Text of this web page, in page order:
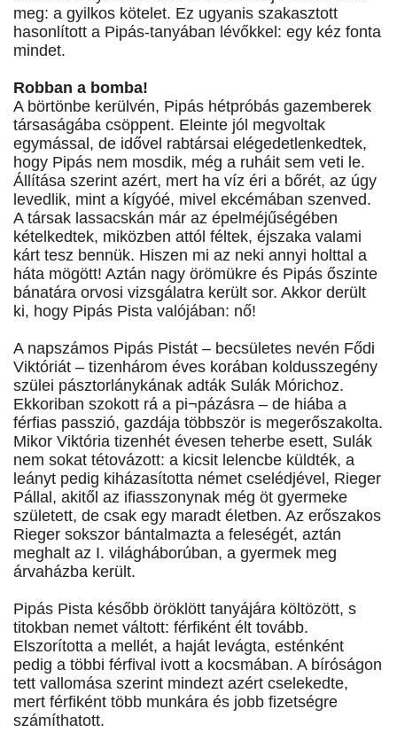
meg: a gyilkos kötelet. Ez ugyanis szakasztott
hasonlított a Pipás-tanyában lévőkkel: egy kéz fonta
mindet.
Robban a bomba!
A börtönbe kerülvén, Pipás hétpróbás gazemberek
társaságába csöppent. Eleinte jól megvoltak
egymással, de idővel rabtársai elégedetlenkedtek,
hogy Pipás nem mosdik, még a ruháit sem veti le.
Állítása szerint azért, mert ha víz éri a bőrét, az úgy
levedlik, mint a kígyóé, mivel ekcémában szenved.
A társak lassacskán már az épelméjűségében
kételkedtek, miközben attól féltek, éjszaka valami
kárt tesz bennük. Hiszen mi az neki annyi holttal a
háta mögött! Aztán nagy örömükre és Pipás őszinte
bánatára orvosi vizsgálatra került sor. Akkor derült
ki, hogy Pipás Pista valójában: nő!
A napszámos Pipás Pistát – becsületes nevén Fődi
Viktóriát – tizenhárom éves korában koldusszegény
szülei pásztorlánykának adták Sulák Mórichoz.
Ekkoriban szokott rá a pi¬pázásra – de hiába a
férfias passzió, gazdája többször is megerőszakolta.
Mikor Viktória tizenhét évesen teherbe esett, Sulák
nem sokat tétovázott: a kicsit lelencbe küldték, a
leányt pedig kiházasította német cselédjével, Rieger
Pállal, akitől az ifiasszonynak még öt gyermeke
született, de csak egy maradt életben. Az erőszakos
Rieger sokszor bántalmazta a feleségét, aztán
meghalt az I. világháborúban, a gyermek meg
árvaházba került.
Pipás Pista később öröklött tanyájára költözött, s
titokban nemet váltott: férfiként élt tovább.
Elszorította a mellét, a haját levágta, esténként
pedig a többi férfival ivott a kocsmában. A bíróságon
tett vallomása szerint mindezt azért cselekedte,
mert férfiként több munkára és jobb fizetségre
számíthatott.